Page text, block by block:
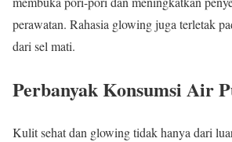
perawatan. Rahasia glowing juga terletak
dari sel mati.
Perbanyak Konsumsi Air
Kulit sehat dan glowing tidak hanya dari